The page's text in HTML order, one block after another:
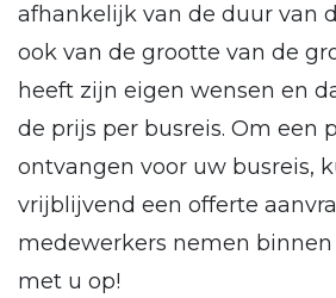
afhankelijk van de duur van
ook van de grootte van de
heeft zijn eigen wensen en
de prijs per busreis. Om een
ontvangen voor uw busreis,
vrijblijvend een offerte
medewerkers nemen
met u op!